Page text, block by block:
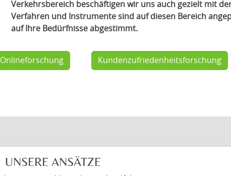
Verkehrsbereich beschäftigen wir uns auch gezielt mit
Verfahren und Instrumente sind auf diesen Bereich
auf Ihre Bedürfnisse abgestimmt.
Onlineforschung Kundenzufriedenheitsforschung
UNSERE ANSÄTZE